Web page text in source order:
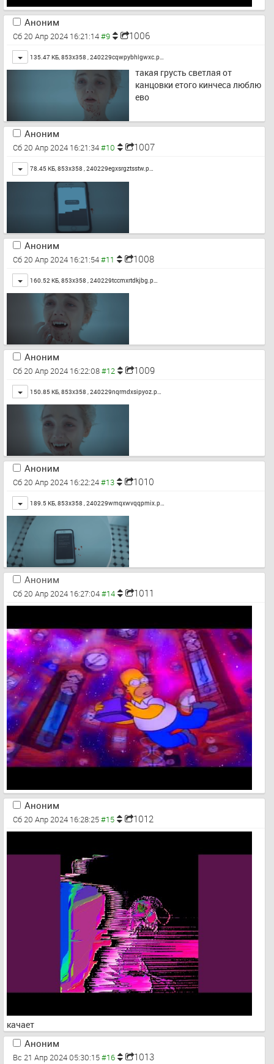
Аноним
Сб 20 Апр 2024 16:21:14 1006
Toggle
135.47 КБ, 853x358 ,240229cqwpybhlgwxc.p…
такая грусть светлая от
канцовки етого кинчеса люблю
ево
Аноним
Сб 20 Апр 2024 16:21:34 1007
Toggle
78.45 КБ, 853x358 ,240229egxsrgztsstw.p…
Аноним
Сб 20 Апр 2024 16:21:54 1008
Toggle
160.52 КБ, 853x358 , 240229tccmxrtdkjbg.p…
Аноним
Сб 20 Апр 2024 16:22:08 1009
Toggle
150.85 КБ, 853x358 ,240229nqrmdxsipyoz.p…
Аноним
Сб 20 Апр 2024 16:22:24 1010
Toggle
189.5 КБ, 853x358 ,240229wmqxwvqqpmix.p…
Аноним
Сб 20 Апр 2024 16:27:04 1011
Аноним
Сб 20 Апр 2024 16:28:25 1012
качает
Аноним
Вс 21 Апр 2024 05:30:15 1013